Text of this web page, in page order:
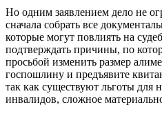
Но одним заявлением дело не
сначала собрать все
которые могут повлиять на
подтверждать причины, по
просьбой изменить размер
госпошлину и предъявите
так как существуют льготы для
инвалидов, сложное